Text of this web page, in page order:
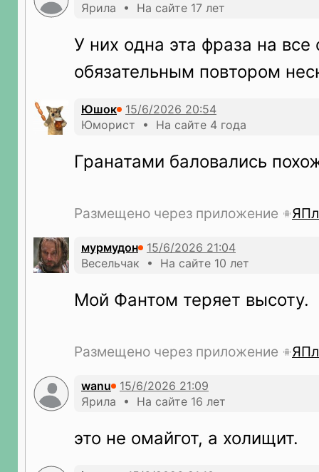
Ярила • На сайте 17 лет
У них одна эта фраза на все
обязательным повтором
Юшок
Юморист • На сайте 4 года
Гранатами баловались
Размещено через приложение
мурмудон
Весельчак • На сайте 10 лет
Мой Фантом теряет высоту.
Размещено через приложение
wanu
Ярила • На сайте 16 лет
это не омайгот, а холищит.